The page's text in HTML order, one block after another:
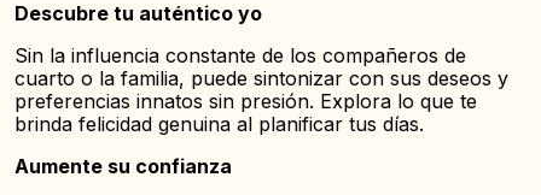
Descubre tu auténtico yo
Sin la influencia constante de los compañeros de
cuarto o la familia, puede sintonizar con sus deseos y
preferencias innatos sin presión. Explora lo que te
brinda felicidad genuina al planificar tus días.
Aumente su confianza